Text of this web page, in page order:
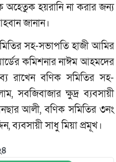
হয়রানি না করার জন্য
জানান।
সহ-সভাপতি হাজী আমির
কমিশনার নাঈম আহমদের
রাখেন বণিক সমিতির সহ-
সবজিবাজার ক্ষুদ্র ব্যবসায়ী
আলী, বণিক সমিতির ৩নং
ব্যবসায়ী সাধু মিয়া প্রমূখ।